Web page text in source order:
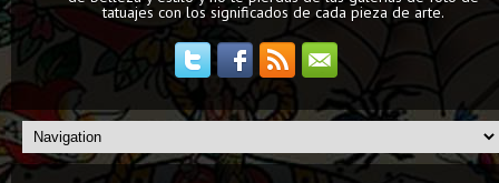
tatuajes con los significados de cada pieza de arte.